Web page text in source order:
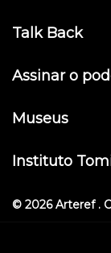
Talk Back
Assinar o
Museus
Instituto
© 2026 Arteref .